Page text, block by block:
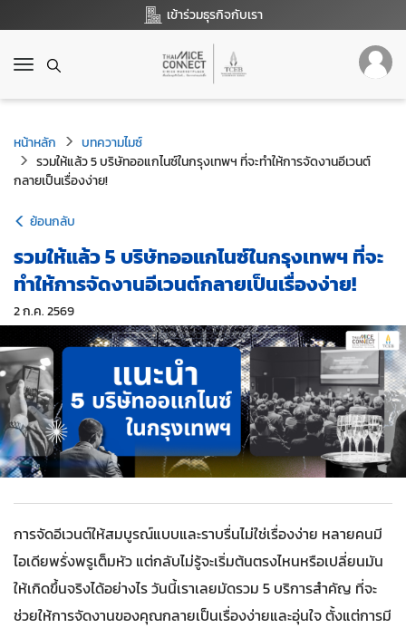
เข้าร่วมธุรกิจกับเรา
T
g
l
e
n
v
g
a
t
i
n
หน้าหลัก
บทความไมซ์
รวมให้แล้ว 5 บริษัทออแกไนซ์ในกรุงเทพฯ ที่จะทำให้การจัดงานอีเวนต์
กลายเป็นเรื่องง่าย!
ย้อนกลับ
รวมให้แล้ว 5 บริษัทออแกไนซ์ในกรุงเทพฯ ที่จะ
ทำให้การจัดงานอีเวนต์กลายเป็นเรื่องง่าย!
2 ก.ค. 2569
การจัดอีเวนต์ให้สมบูรณ์แบบและราบรื่นไม่ใช่เรื่องง่าย หลายคนมี
ไอเดียพรั่งพรูเต็มหัว แต่กลับไม่รู้จะเริ่มต้นตรงไหนหรือเปลี่ยนมัน
ให้เกิดขึ้นจริงได้อย่างไร วันนี้เราเลยมัดรวม 5 บริการสำคัญ ที่จะ
ช่วยให้การจัดงานของคุณกลายเป็นเรื่องง่ายและอุ่นใจ ตั้งแต่การมี